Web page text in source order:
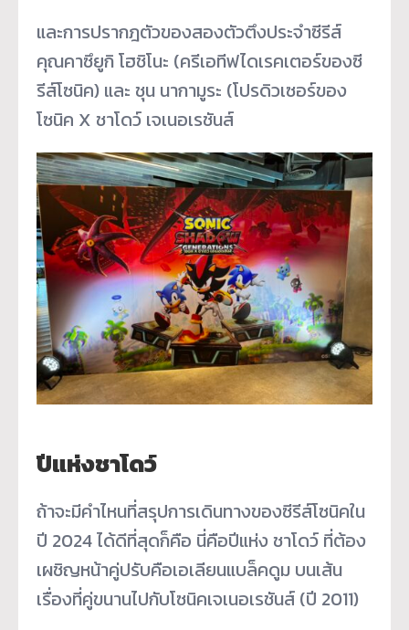
และการปรากฎตัวของสองตัวตึงประจำซีรีส์
คุณคาซึยูกิ โฮชิโนะ (ครีเอทีฟไดเรคเตอร์ของซี
รีส์โซนิค) และ ชุน นากามูระ (โปรดิวเซอร์ของ
โซนิค X ชาโดว์ เจเนอเรชันส์
ปีแห่งชาโดว์
ถ้าจะมีคำไหนที่สรุปการเดินทางของซีรีส์โซนิคใน
ปี 2024 ได้ดีที่สุดก็คือ นี่คือปีแห่ง ชาโดว์ ที่ต้อง
เผชิญหน้าคู่ปรับคือเอเลียนแบล็คดูม บนเส้น
เรื่องที่คู่ขนานไปกับโซนิคเจเนอเรชันส์ (ปี 2011)